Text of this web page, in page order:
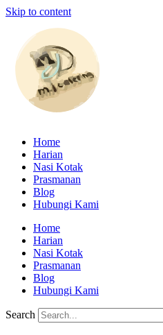
Skip to content
Home
Harian
Nasi Kotak
Prasmanan
Blog
Hubungi Kami
Home
Harian
Nasi Kotak
Prasmanan
Blog
Hubungi Kami
Search